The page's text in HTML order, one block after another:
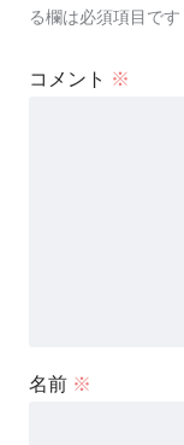
る欄は必須項目です
コメント ※
名前 ※